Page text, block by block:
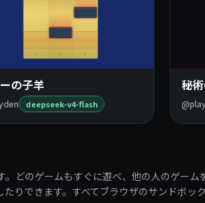
の子羊
deepseek-v4-flash
秘
どのゲームもすぐに遊べ、他の人のゲーム
りできます。すべてブラウザのサンドボッ